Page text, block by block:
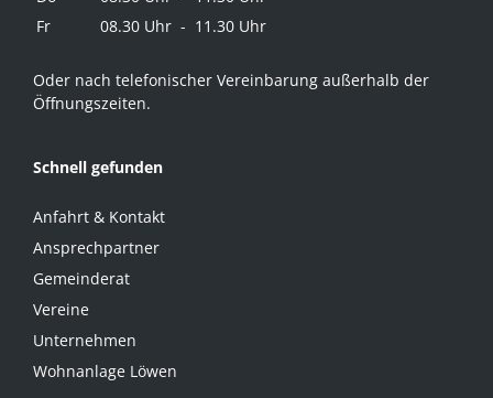
Fr
08.30 Uhr - 11.30 Uhr
Oder nach telefonischer Vereinbarung außerhalb der
Öffnungszeiten.
Schnell gefunden
Anfahrt & Kontakt
Ansprechpartner
Gemeinderat
Vereine
Unternehmen
Wohnanlage Löwen